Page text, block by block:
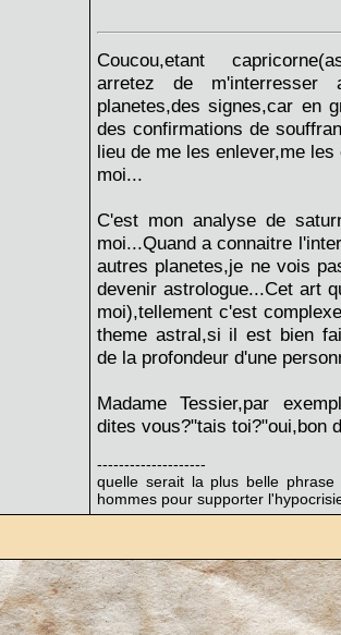
Coucou,etant
arretez de m'interresser
planetes,des signes,car en
des confirmations de
lieu de me les enlever,me
moi...
C'est mon analyse de
moi...Quand a connaitre
autres planetes,je ne vois
devenir astrologue...Cet art
moi),tellement c'est
theme astral,si il est bien
de la profondeur d'une
Madame Tessier,par
dites vous?"tais toi?"oui,bon
--------------------
quelle serait la plus belle phrase
hommes pour supporter